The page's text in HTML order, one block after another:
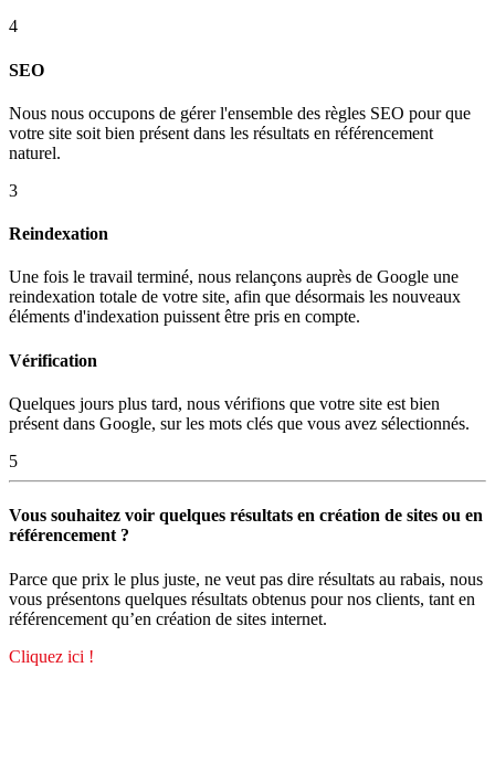
4
SEO
Nous nous occupons de gérer l'ensemble des règles SEO pour que
votre site soit bien présent dans les résultats en référencement
naturel.
3
Reindexation
Une fois le travail terminé, nous relançons auprès de Google une
reindexation totale de votre site, afin que désormais les nouveaux
éléments d'indexation puissent être pris en compte.
Vérification
Quelques jours plus tard, nous vérifions que votre site est bien
présent dans Google, sur les mots clés que vous avez sélectionnés.
5
Vous souhaitez voir quelques résultats en création de sites ou en
référencement ?
Parce que prix le plus juste, ne veut pas dire résultats au rabais, nous
vous présentons quelques résultats obtenus pour nos clients, tant en
référencement qu’en création de sites internet.
Cliquez ici !